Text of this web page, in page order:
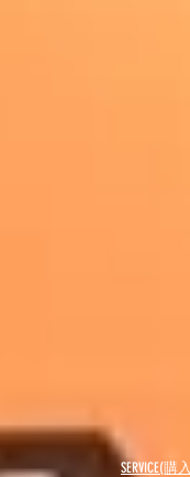
SERVICE(